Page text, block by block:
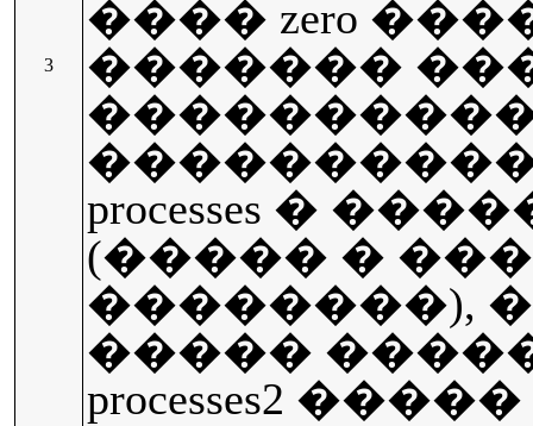
3
���� zero
�������
processes � �����
(����� �
��������),
�����
processes2